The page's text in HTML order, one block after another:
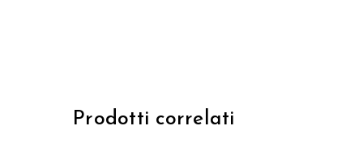
Prodotti correlati